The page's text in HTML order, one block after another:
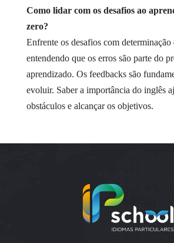
Como lidar com os desafios ao
zero?
Enfrente os desafios com determinação
entendendo que os erros são parte do
aprendizado. Os feedbacks são
evoluir. Saber a importância do inglês
obstáculos e alcançar os objetivos.